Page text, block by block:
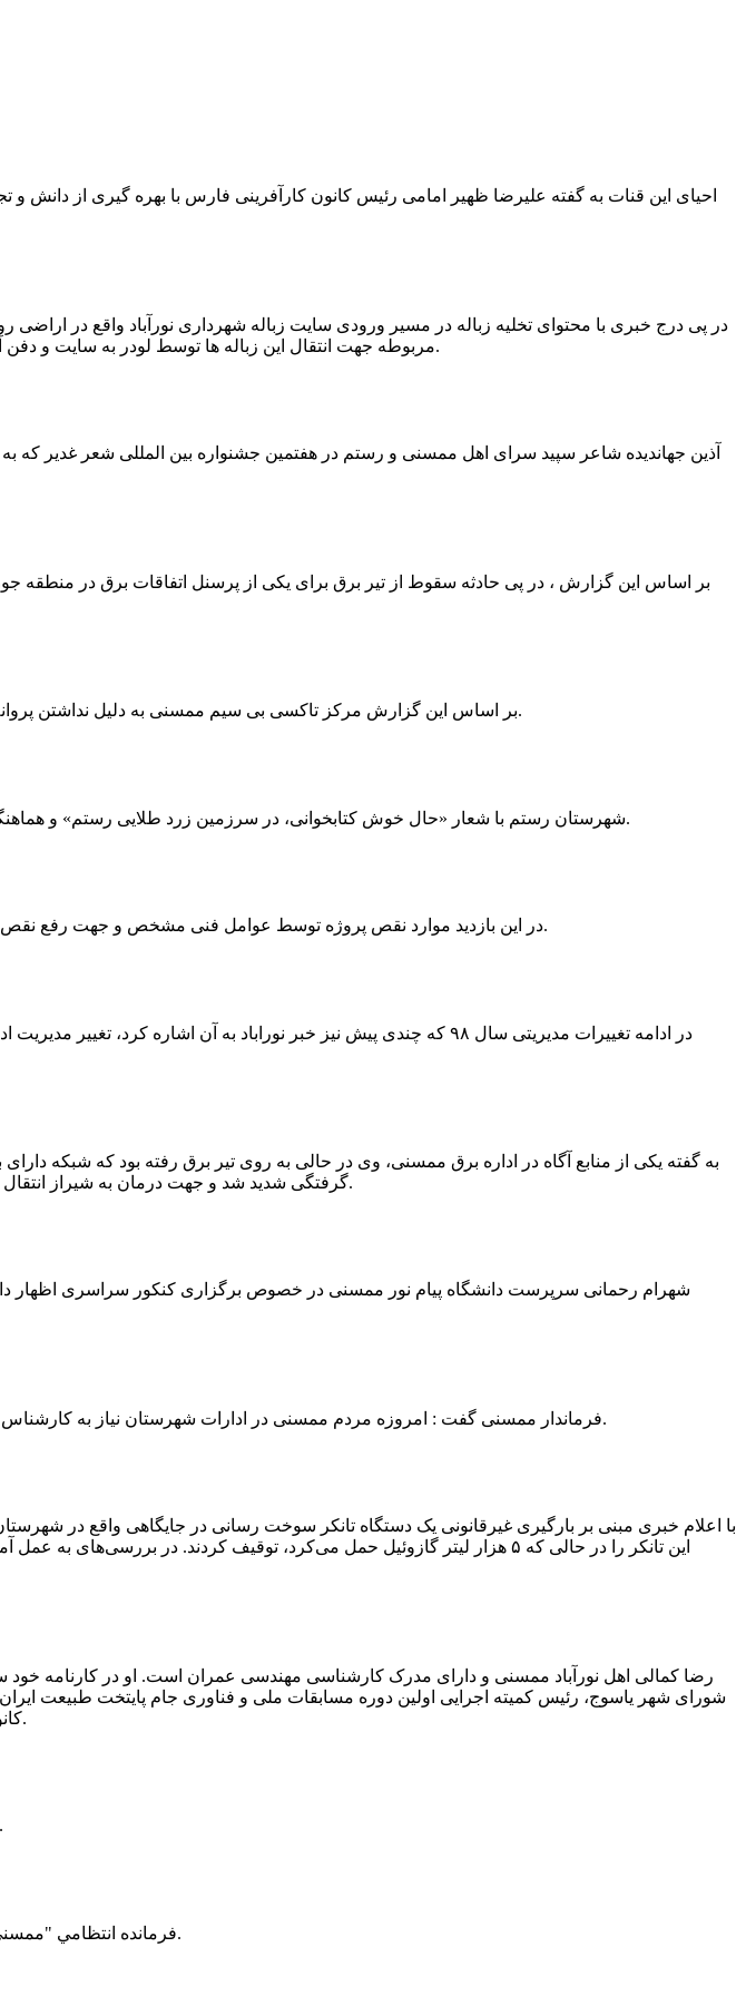
در پی درج خبری با محتوای تخلیه زباله در مسیر ورودی سایت زباله شهرداری نورآباد واقع در
مربوطه جهت انتقال این زباله ها توسط لودر به سایت و دفن آنها، سید مهدی حسینی دهیار چمگل با ارسال تصاویری خبر از جمع آوری این زباله ها توسط شهرداری داد.
آذین جهاندیده شاعر سپید سرای اهل ممسنی و رستم در هفتمین جشنواره بین المللی شعر غدیر که
بر اساس این گزارش ، در پی حادثه سقوط از تیر برق برای یکی از پرسنل اتفاقات برق در منطقه
بر اساس این گزارش مرکز تاکسی بی سیم ممسنی به دلیل نداشتن پروانه ی کسب به استناد ماده ی ۲۷ و ۲۸ قانون نظام صنفی با دستور مقام قضایی تا اطلاع ثانوی پلمپ گردید.
شهرستان رستم با شعار «حال خوش کتابخوانی، در سرزمین زرد طلایی رستم» و هماهنگی و همکاری همه دستگاه های فرهنگی و مردم آمادگی خود را برای نامزدی پایخت کتاب ایران اعلام کرد.
در این بازدید موارد نقص پروژه توسط عوامل فنی مشخص و جهت رفع نقص برای رسیدن به مرحله تجهیز کتابخانه به مهران ضرغامی واگذار گردید که در اسرع وقت کار تحویل گردد.
در ادامه تغییرات مدیریتی سال ۹۸ که چندی پیش نیز خبر نوراباد به آن
به گفته یکی از منابع آگاه در اداره برق ممسنی، وی در حالی به روی تیر برق رفته بود که شبکه
گرفتگی شدید شد و جهت درمان به شیراز انتقال یافت.به گفته این منبع آگاه ؛ متاسفانه هر دو دست این نیروی کار به دلیل سوختگی شدید قطع شده است.
فرماندار ممسنی گفت : امروزه مردم ممسنی در ادارات شهرستان نیاز به کارشناس و خدمتگزار دارند و به اندازه کافی کلانتر در شهرستان وجود دارد پس کارشناسان از کلانتری پرهیز نمایند.
با اعلام خبری مبنی بر بارگیری غیرقانونی یک دستگاه تانکر سوخت رسانی در جایگاهی واقع در
این تانکر را در حالی که ۵ هزار لیتر گازوئیل حمل می‌کرد، توقیف کردند. در
رضا کمالی اهل نورآباد ممسنی و دارای مدرک کارشناسی مهندسی عمران است. او در کارنامه
شورای شهر یاسوج، رئیس کمیته اجرایی اولین دوره مسابقات ملی و فناوری جام پایتخت طبیعت ایران
کانون جرعه نور و رئیس کمیته اجرایی اولین دوره مسابقات ملی و فناوری جام پایتخت طبیعت ایران را دارد.
فرمانده انتظامی شهرستان ممسنی از کشف بیش از 37 کیلوگرم تریاک در یک خودروی ام وی ام خبر داد.
فرمانده انتظامي "ممسني" از آتش سوزي 200 هكتار از اراضي كشاورزي واقع در اطراف روستاي "فهلیان" آن شهرستان خبر داد.